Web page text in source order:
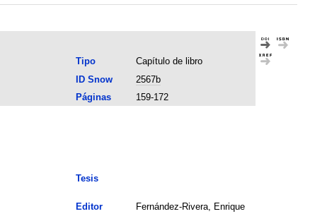
Tipo
Capítulo de libro
ID Snow
2567b
Páginas
159-172
Tesis
Editor Fernández-Rivera, Enrique